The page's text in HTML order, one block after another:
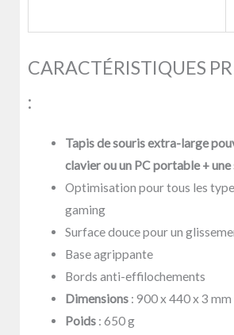
CARACTÉRISTIQUES
:
Tapis de souris extra-large
clavier ou un PC portable + une
Optimisation pour tous les
gaming
Surface douce pour un
Base agrippante
Bords anti-effilochements
Dimensions: 900 x 440 x 3 mm
Poids: 650 g